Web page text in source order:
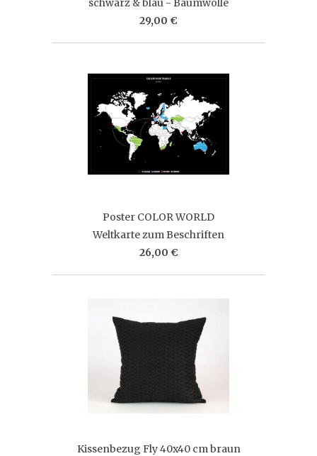
29,00 €
Poster COLOR WORLD
Weltkarte zum Beschriften
26,00 €
Kissenbezug Fly 40x40 cm braun